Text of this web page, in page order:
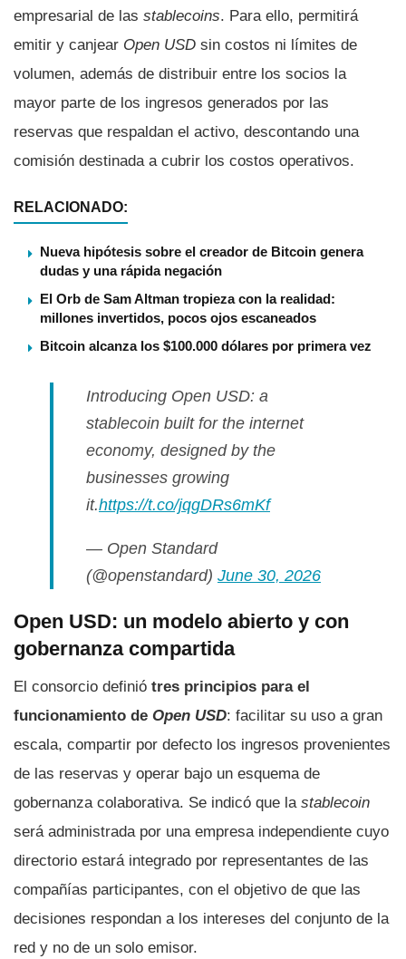
empresarial de las stablecoins. Para ello, permitirá
emitir y canjear Open USD sin costos ni límites de
volumen, además de distribuir entre los socios la
mayor parte de los ingresos generados por las
reservas que respaldan el activo, descontando una
comisión destinada a cubrir los costos operativos.
RELACIONADO:
Nueva hipótesis sobre el creador de Bitcoin genera
dudas y una rápida negación
El Orb de Sam Altman tropieza con la realidad:
millones invertidos, pocos ojos escaneados
Bitcoin alcanza los $100.000 dólares por primera vez
Introducing Open USD: a
stablecoin built for the internet
economy, designed by the
businesses growing
it.https://t.co/jqgDRs6mKf
— Open Standard
(@openstandard) June 30, 2026
Open USD: un modelo abierto y con
gobernanza compartida
El consorcio definió tres principios para el
funcionamiento de Open USD: facilitar su uso a gran
escala, compartir por defecto los ingresos provenientes
de las reservas y operar bajo un esquema de
gobernanza colaborativa. Se indicó que la stablecoin
será administrada por una empresa independiente cuyo
directorio estará integrado por representantes de las
compañías participantes, con el objetivo de que las
decisiones respondan a los intereses del conjunto de la
red y no de un solo emisor.